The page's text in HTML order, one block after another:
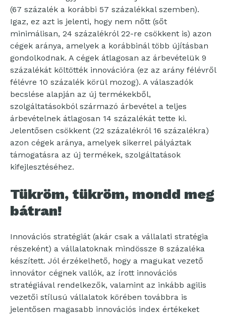
(67 százalék a korábbi 57 százalékkal szemben).
Igaz, ez azt is jelenti, hogy nem nőtt (sőt
minimálisan, 24 százalékról 22-re csökkent is) azon
cégek aránya, amelyek a korábbinál több újításban
gondolkodnak. A cégek átlagosan az árbevételük 9
százalékát költötték innovációra (ez az arány félévről
félévre 10 százalék körül mozog). A válaszadók
becslése alapján az új termékekből,
szolgáltatásokból származó árbevétel a teljes
árbevételnek átlagosan 14 százalékát tette ki.
Jelentősen csökkent (22 százalékról 16 százalékra)
azon cégek aránya, amelyek sikerrel pályáztak
támogatásra az új termékek, szolgáltatások
kifejlesztéséhez.
Tükröm, tükröm, mondd meg
bátran!
Innovációs stratégiát (akár csak a vállalati stratégia
részeként) a vállalatoknak mindössze 8 százaléka
készített. Jól érzékelhető, hogy a magukat vezető
innovátor cégnek vallók, az írott innovációs
stratégiával rendelkezők, valamint az inkább agilis
vezetői stílusú vállalatok körében továbbra is
jelentősen magasabb innovációs index értékeket